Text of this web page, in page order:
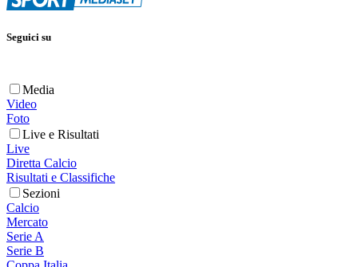
Seguici su
Media
Video
Foto
Live e Risultati
Live
Diretta Calcio
Risultati e Classifiche
Sezioni
Calcio
Mercato
Serie A
Serie B